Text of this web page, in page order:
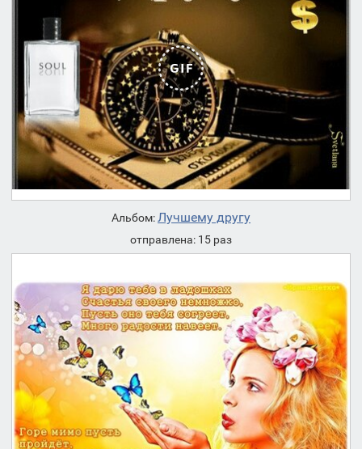
Альбом:Лучшему другу
отправлена: 15 раз